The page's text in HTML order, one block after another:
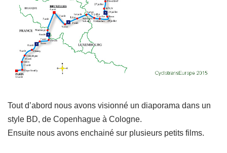
Tout d’abord nous avons visionné un diaporama dans un
style BD, de Copenhague à Cologne.
Ensuite nous avons enchainé sur plusieurs petits films.